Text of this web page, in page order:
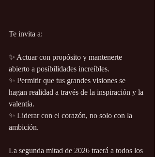
Te invita a:
✨ Actuar con propósito y mantenerte
abierto a posibilidades increíbles.
✨ Permitir que tus grandes visiones se
hagan realidad a través de la inspiración y la
valentía.
✨ Liderar con el corazón, no solo con la
ambición.
La segunda mitad de 2026 traerá a todos los